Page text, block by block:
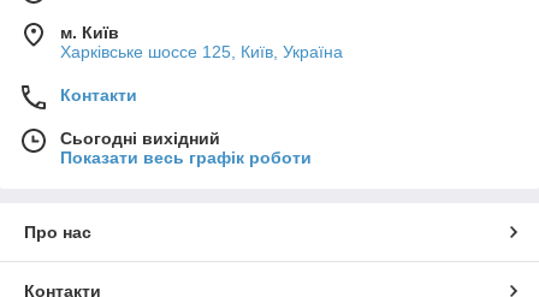
м. Київ
Харківське шоссе 125, Київ, Україна
Контакти
Сьогодні вихідний
Показати весь графік роботи
Про нас
Контакти